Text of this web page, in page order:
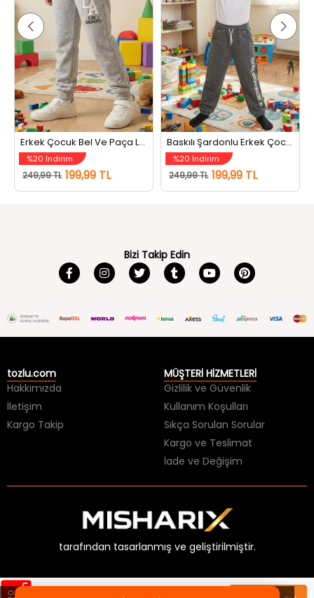
Erkek Çocuk Bel Ve Paça Lastikli Baskılı Üç İplik Şardonlu Eşofman Altı Gri
%20 İndirim
249,99 TL 199,99 TL
Baskılı Şardonlu Erkek Çocuk Eşofman Altı Koyugri
%20 İndirim
249,99 TL 199,99 TL
Bizi Takip Edin
tozlu.com
Hakkımızda
İletişim
Kargo Takip
MÜŞTERİ HİZMETLERİ
Gizlilik ve Güvenlik
Kullanım Koşulları
Sıkça Sorulan Sorular
Kargo ve Teslimat
İade ve Değişim
tarafından tasarlanmış ve geliştirilmiştir.